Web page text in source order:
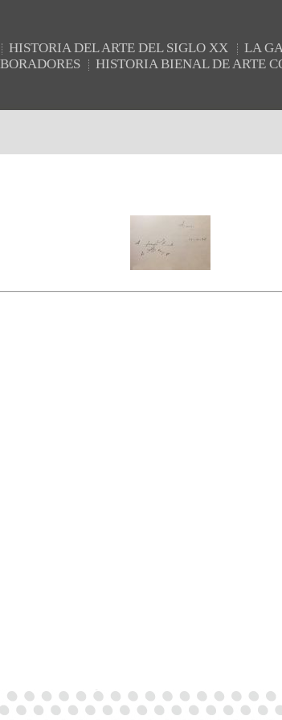
HISTORIA DEL ARTE DEL SIGLO XX LA
HISTORIA BIENAL DE ARTE